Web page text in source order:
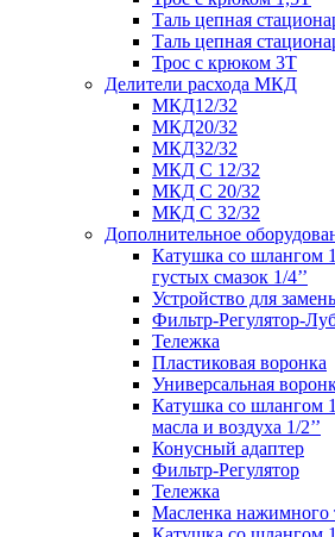
Таль цепная
Таль цепная
Трос с крюком 3Т
Делители расхода МКД
МКД12/32
МКД20/32
МКД32/32
МКД С 12/32
МКД С 20/32
МКД С 32/32
Дополнительное
Катушка со шлангом
густых смазок 1/4’’
Устройство для
Фильтр-Регулятор-
Тележка
Пластиковая воронка
Универсальная
Катушка со шлангом
масла и воздуха 1/2’’
Конусный адаптер
Фильтр-Регулятор
Тележка
Масленка нажимного